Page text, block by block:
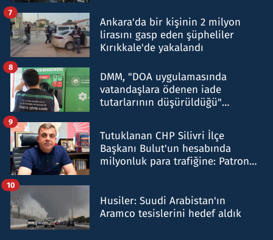
Ankara'da bir kişinin 2 milyon
lirasını gasp eden şüpheliler
Kırıkkale'de yakalandı
7
DMM, "DOA uygulamasında
vatandaşlara ödenen iade
tutarlarının düşürüldüğü"
8
Tutuklanan CHP Silivri İlçe
Başkanı Bulut'un hesabında
milyonluk para trafiğine: Patron
9
Husiler: Suudi Arabistan'ın
Aramco tesislerini hedef aldık
10